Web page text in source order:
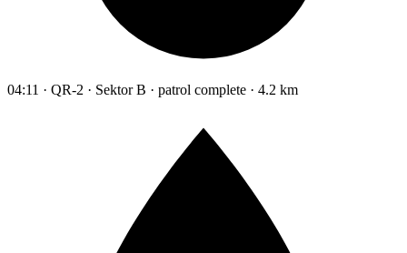
04:11 · QR-2 · Sektor B · patrol complete · 4.2 km